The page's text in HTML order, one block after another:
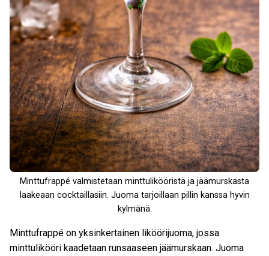
Minttufrappé valmistetaan minttulikööristä ja jäämurskasta
laakeaan cocktaillasiin. Juoma tarjoillaan pillin kanssa hyvin
kylmänä.
Minttufrappé on yksinkertainen liköörijuoma, jossa
minttulikööri kaadetaan runsaaseen jäämurskaan. Juoma